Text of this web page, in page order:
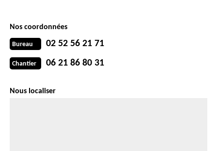
Nos coordonnées
Bureau 02 52 56 21 71
Chantier 06 21 86 80 31
Nous localiser